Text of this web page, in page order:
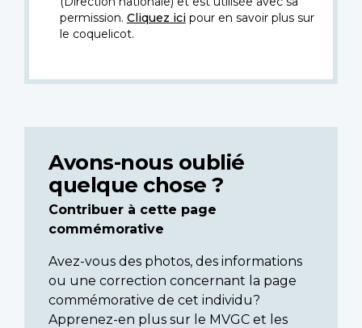
permission. Cliquez icipour en savoir plus sur
le coquelicot.
Avons-nous oublié
quelque chose ?
Contribuer à cette page
commémorative
Avez-vous des photos, des informations
ou une correction concernant la page
commémorative de cet individu?
Apprenez-en plus sur le MVGC et les